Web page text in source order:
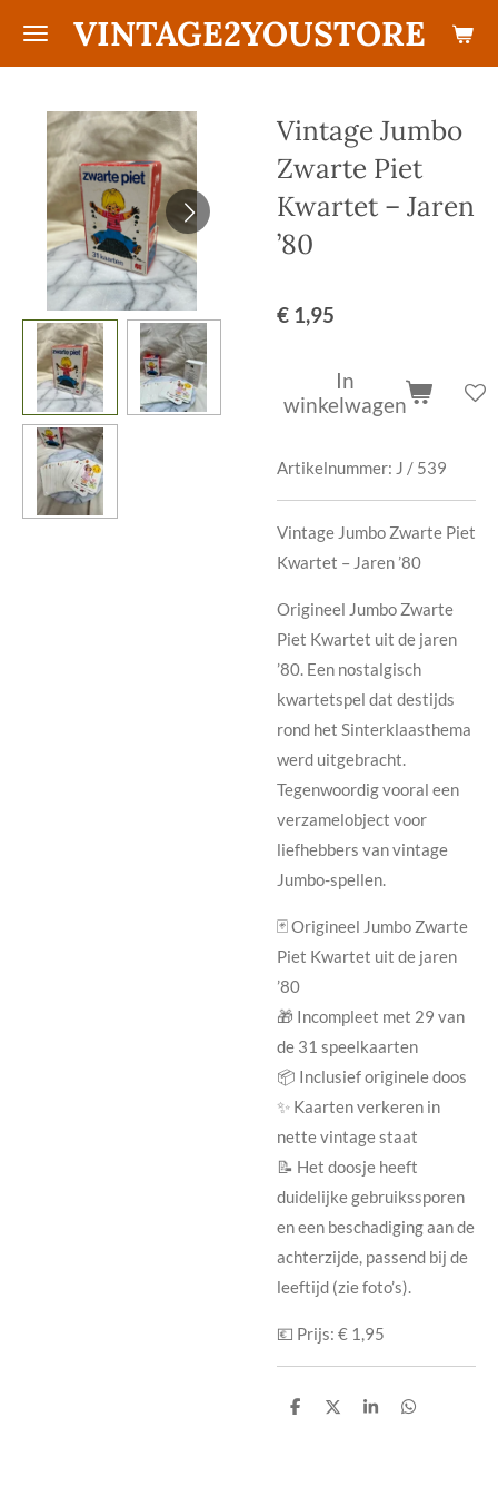
Ga
hoofdinhoud
VINTAGE2YOUSTORE
Vintage Jumbo
Zwarte Piet
Kwartet – Jaren
’80
€ 1,95
In
winkelwagen
Artikelnummer: J / 539
Vintage Jumbo Zwarte Piet
Kwartet – Jaren ’80
Origineel Jumbo Zwarte
Piet Kwartet uit de jaren
’80. Een nostalgisch
kwartetspel dat destijds
rond het Sinterklaasthema
werd uitgebracht.
Tegenwoordig vooral een
verzamelobject voor
liefhebbers van vintage
Jumbo-spellen.
🃏 Origineel Jumbo Zwarte
Piet Kwartet uit de jaren
’80
🎁 Incompleet met 29 van
de 31 speelkaarten
📦 Inclusief originele doos
✨ Kaarten verkeren in
nette vintage staat
📝 Het doosje heeft
duidelijke gebruikssporen
en een beschadiging aan de
achterzijde, passend bij de
leeftijd (zie foto’s).
💶 Prijs: € 1,95
D
D
S
D